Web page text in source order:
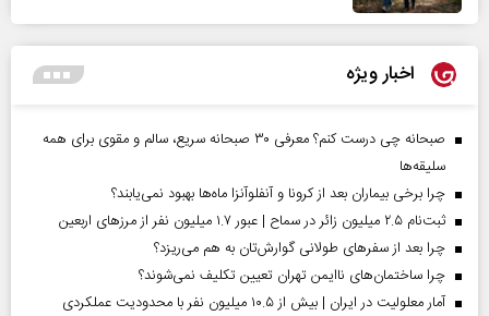
اخبار ویژه
صبحانه چی درست کنم؟ معرفی ۳۰ صبحانه سریع، سالم و مقوی برای همه
سلیقه‌ها
چرا برخی بیماران بعد از کرونا و آنفلوآنزا ماه‌ها بهبود نمی‌یابند؟
ثبت‌نام ۲.۵ میلیون زائر در سماح | عبور ۱.۷ میلیون نفر از مرز‌های اربعین
چرا بعد از سفرهای طولانی گوارش‌تان به هم می‌ریزد؟
چرا ساختمان‌های ناایمن تهران تعیین تکلیف نمی‌شوند؟
آمار معلولیت در ایران | بیش از ۱۰.۵ میلیون نفر با محدودیت عملکردی